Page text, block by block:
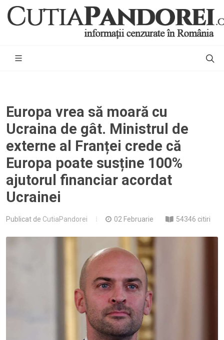
Europa vrea să moară cu
Ucraina de gât. Ministrul de
externe al Franței crede că
Europa poate susține 100%
ajutorul financiar acordat
Ucrainei
Publicat de CutiaPandorei 02 Februarie 54346 citiri